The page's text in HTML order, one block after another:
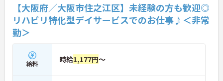
【大阪府／大阪市住之江区】未経験の方も歓迎◎
リハビリ特化型デイサービスでのお仕事♪＜非常
勤＞
給料 時給1,177円～